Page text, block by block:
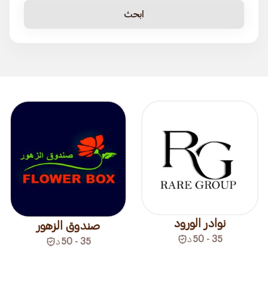
ابحث
نوادر الورود
35 - 50 د
صندوق الزهور
35 - 50 د